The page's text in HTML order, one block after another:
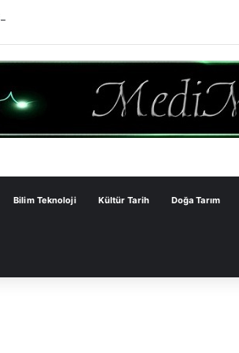
Kanun Teklifi Değerlendirmesi
Bilim Teknoloji Kültür Tarih Doğa Tarım